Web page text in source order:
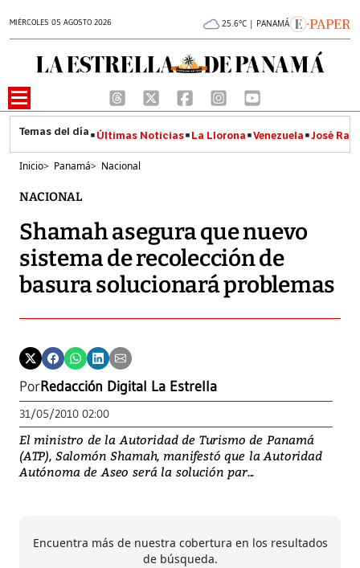
MIÉRCOLES 05 AGOSTO 2026 25.6°C | PANAMÁ
Últimas Noticias La Llorona Venezuela José
Inicio> Panamá> Nacional
NACIONAL
Shamah asegura que nuevo
sistema de recolección de
basura solucionará problemas
PorRedacción Digital La Estrella
31/05/2010 02:00
El ministro de la Autoridad de Turismo de Panamá
(ATP), Salomón Shamah, manifestó que la Autoridad
Autónoma de Aseo será la solución par...
Encuentra más de nuestra cobertura en los resultados
de búsqueda.